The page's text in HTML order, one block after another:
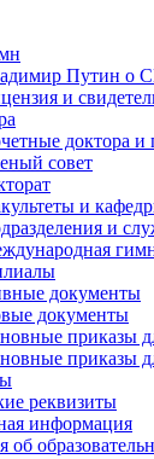
Путин о
и
доктора и
совет
и
и
документы
документы
приказы
приказы
реквизиты
информация
об